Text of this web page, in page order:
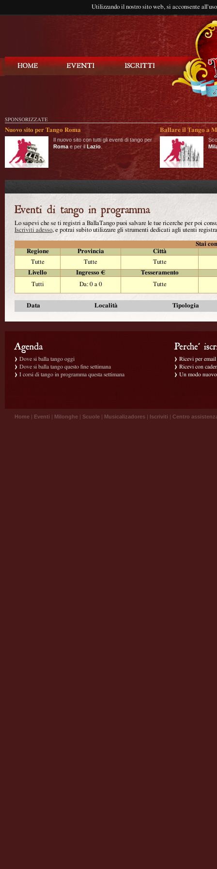
Utilizzando il nostro sito web, si acconsente
SPONSORIZZATE
Nuovo sito per Tango Roma
Il nuovo sito con tutti gli eventi di tango per
Roma e per il Lazio
Ballare il Tango a
Lo sapevi che se ti registri a BallaTango puoi salvare le tue ricerche per poi
Iscriviti adesso, e potrai subito utilizzare gli strumenti dedicati agli utenti
Stai
Regione
Provincia
Città
Tutte
Tutte
Tutte
Livello
Ingresso €
Tesseramento
Tutti
Da: 0 a 0 Tutte
Data Località Tipologia
Dove si balla tango oggi
Dove si balla tango questo fine settimana
I corsi di tango in programma questa settimana
Ricevi per
Ricevi con
Un modo
Home | Eventi | Milonghe | Scuole | Musicalizadores | Iscriviti | Centro